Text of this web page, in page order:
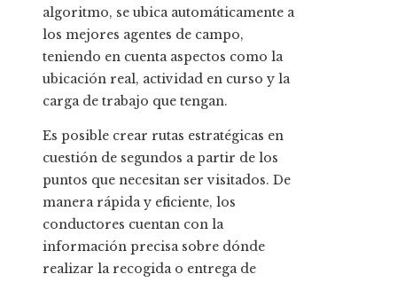
algoritmo, se ubica automáticamente a
los mejores agentes de campo,
teniendo en cuenta aspectos como la
ubicación real, actividad en curso y la
carga de trabajo que tengan.
Es posible crear rutas estratégicas en
cuestión de segundos a partir de los
puntos que necesitan ser visitados. De
manera rápida y eficiente, los
conductores cuentan con la
información precisa sobre dónde
realizar la recogida o entrega de